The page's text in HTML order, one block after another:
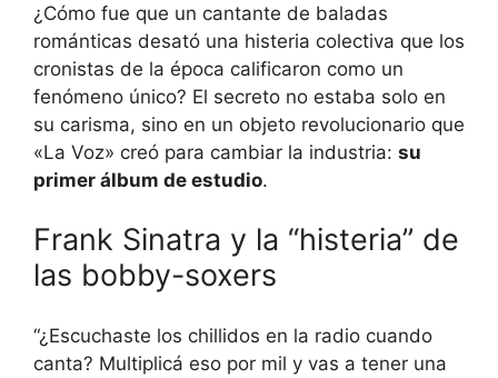
¿Cómo fue que un cantante de baladas
románticas desató una histeria colectiva que los
cronistas de la época calificaron como un
fenómeno único? El secreto no estaba solo en
su carisma, sino en un objeto revolucionario que
«La Voz» creó para cambiar la industria: su
primer álbum de estudio.
Frank Sinatra y la “histeria” de
las bobby-soxers
“¿Escuchaste los chillidos en la radio cuando
canta? Multiplicá eso por mil y vas a tener una